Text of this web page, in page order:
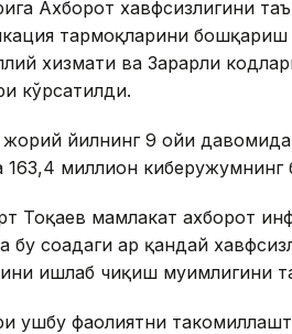
Ахборот хавфсизлигини
тармоқларини
хизмати ва Зарарли
кўрсатилди.
йилнинг 9 ойи давомида
163,4 миллион
Тоқаев мамлакат ахборот
соҳадаги ҳар қандай
ишлаб чиқиш муҳимлигини
ушбу фаолиятни